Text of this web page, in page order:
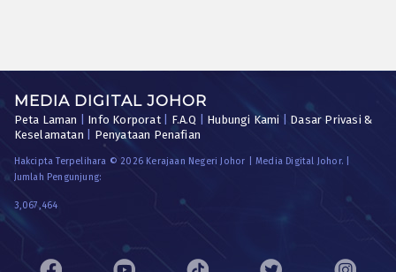
MEDIA DIGITAL JOHOR
Peta Laman Info Korporat| F.A.Q Hubungi Kami
Dasar Privasi &
Keselamatan
Penyataan Penafian
Hakcipta Terpelihara © 2026 Kerajaan Negeri Johor | Media Digital Johor. |
Jumlah Pengunjung:
3,067,464